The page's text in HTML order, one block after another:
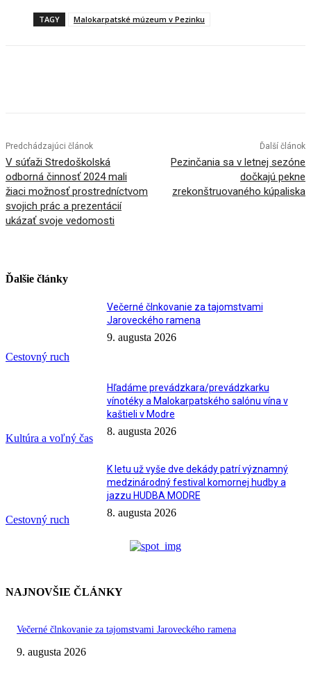
TAGY Malokarpatské múzeum v Pezinku
Predchádzajúci článok
V súťaži Stredoškolská
odborná činnosť 2024 mali
žiaci možnosť prostredníctvom
svojich prác a prezentácií
ukázať svoje vedomosti
Ďalší článok
Pezinčania sa v letnej sezóne
dočkajú pekne
zrekonštruovaného kúpaliska
Ďalšie články
Cestovný ruch
Večerné člnkovanie za tajomstvami
Jaroveckého ramena
9. augusta 2026
Kultúra a voľný čas
Hľadáme prevádzkara/prevádzkarku
vínotéky a Malokarpatského salónu vína v
kaštieli v Modre
8. augusta 2026
Cestovný ruch
K letu už vyše dve dekády patrí významný
medzinárodný festival komornej hudby a
jazzu HUDBA MODRE
8. augusta 2026
NAJNOVŠIE ČLÁNKY
Večerné člnkovanie za tajomstvami Jaroveckého ramena
9. augusta 2026